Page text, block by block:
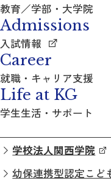
教育／学部・大学院
Admissions
入試情報
Career
就職・キャリア支援
Life at KG
学生生活・サポート
学校法人関西学院
幼保連携型認定こど